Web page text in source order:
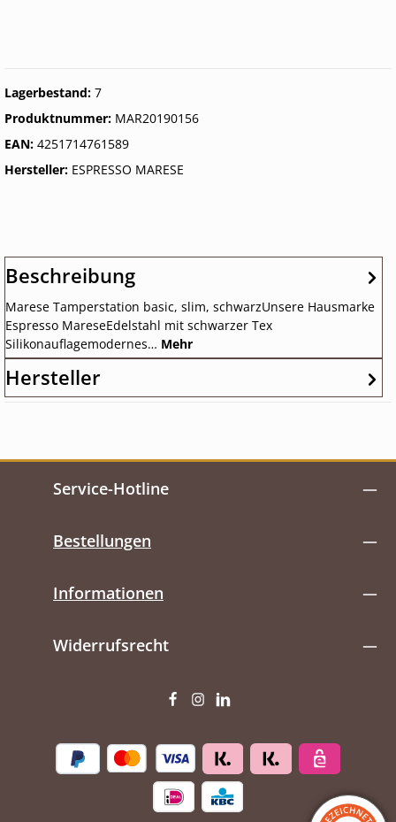
Lagerbestand: 7
Produktnummer: MAR20190156
EAN: 4251714761589
Hersteller: ESPRESSO MARESE
Beschreibung
Marese Tamperstation basic, slim, schwarzUnsere Hausmarke
Espresso MareseEdelstahl mit schwarzer Tex
Silikonauflagemodernes… Mehr
Hersteller
Service-Hotline
Bestellungen
Informationen
Widerrufsrecht